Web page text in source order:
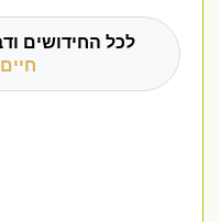
לכל החידושים
חיים